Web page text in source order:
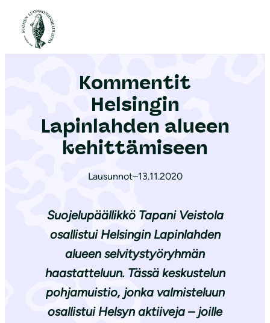
Etusivu
Kommentit
Helsingin
Lapinlahden alueen
kehittämiseen
Lausunnot–13.11.2020
Suojelupäällikkö Tapani Veistola
osallistui Helsingin Lapinlahden
alueen selvitystyöryhmän
haastatteluun. Tässä keskustelun
pohjamuistio, jonka valmisteluun
osallistui Helsyn aktiiveja – joille